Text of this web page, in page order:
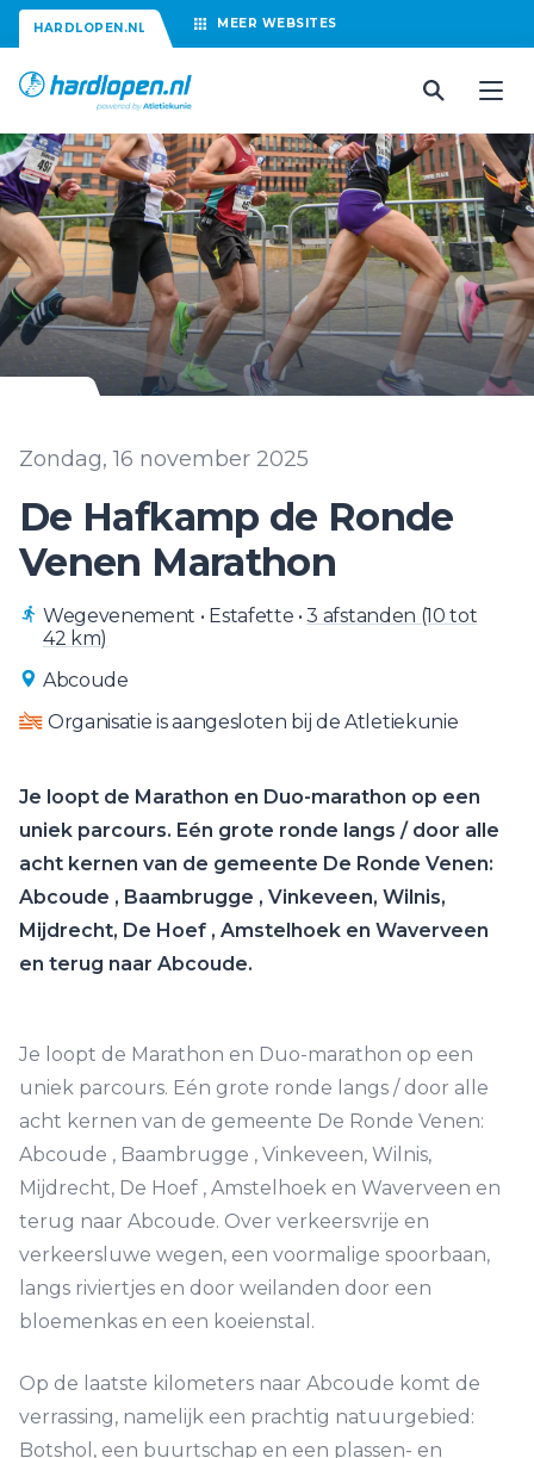
HARDLOPEN.NL MEER WEBSITES
Zondag, 16 november 2025
De Hafkamp de Ronde
Venen Marathon
Wegevenement • Estafette •3 afstanden (10 tot
42 km)
Abcoude
Organisatie is aangesloten bij de Atletiekunie
Je loopt de Marathon en Duo-marathon op een
uniek parcours. Eén grote ronde langs / door alle
acht kernen van de gemeente De Ronde Venen:
Abcoude , Baambrugge , Vinkeveen, Wilnis,
Mijdrecht, De Hoef , Amstelhoek en Waverveen
en terug naar Abcoude.
Je loopt de Marathon en Duo-marathon op een
uniek parcours. Eén grote ronde langs / door alle
acht kernen van de gemeente De Ronde Venen:
Abcoude , Baambrugge , Vinkeveen, Wilnis,
Mijdrecht, De Hoef , Amstelhoek en Waverveen en
terug naar Abcoude. Over verkeersvrije en
verkeersluwe wegen, een voormalige spoorbaan,
langs riviertjes en door weilanden door een
bloemenkas en een koeienstal.
Op de laatste kilometers naar Abcoude komt de
verrassing, namelijk een prachtig natuurgebied:
Botshol, een buurtschap en een plassen- en